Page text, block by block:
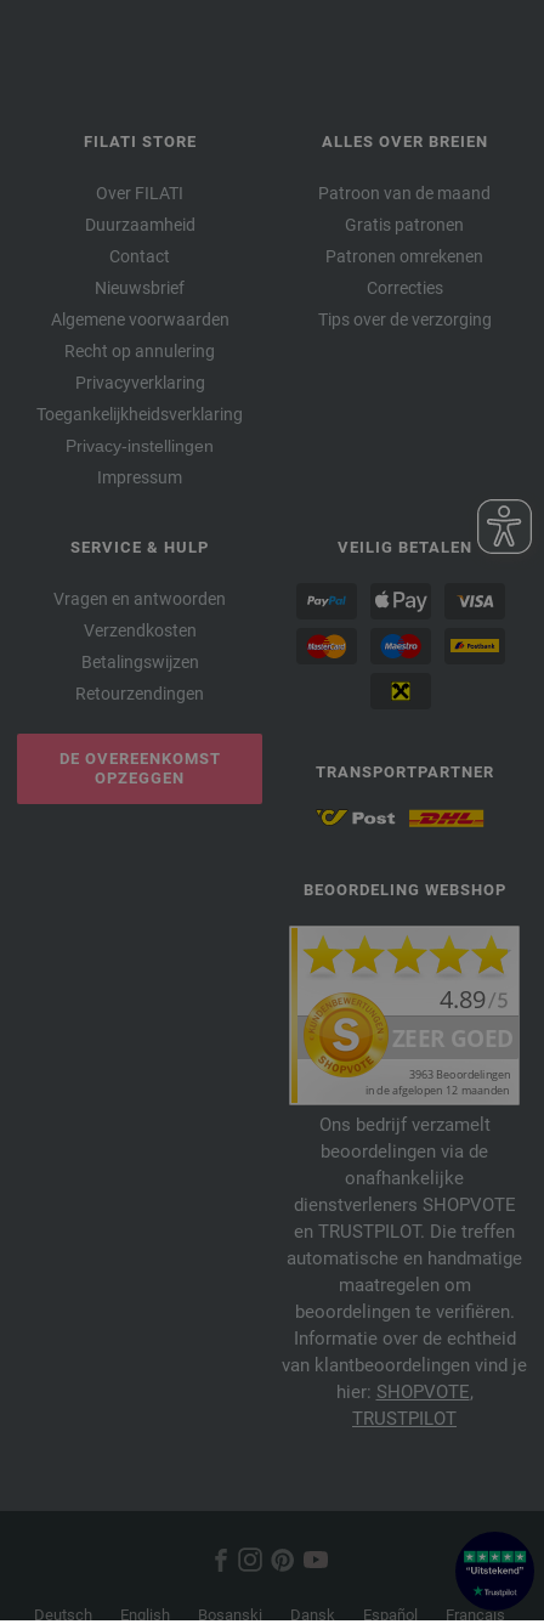
FILATI STORE
Over FILATI
Duurzaamheid
Contact
Nieuwsbrief
Algemene voorwaarden
Recht op annulering
Privacyverklaring
Toegankelijkheidsverklaring
Privacy-instellingen
Impressum
ALLES OVER BREIEN
Patroon van de maand
Gratis patronen
Patronen omrekenen
Correcties
Tips over de verzorging
SERVICE & HULP
Vragen en antwoorden
Verzendkosten
Betalingswijzen
Retourzendingen
DE OVEREENKOMST
OPZEGGEN
VEILIG BETALEN
TRANSPORTPARTNER
BEOORDELING WEBSHOP
Ons bedrijf verzamelt
beoordelingen via de
onafhankelijke
dienstverleners SHOPVOTE
en TRUSTPILOT. Die treffen
automatische en handmatige
maatregelen om
beoordelingen te verifiëren.
Informatie over de echtheid
van klantbeoordelingen vind je
hier: SHOPVOTE,
TRUSTPILOT
Deutsch English Bosanski Dansk Español Français